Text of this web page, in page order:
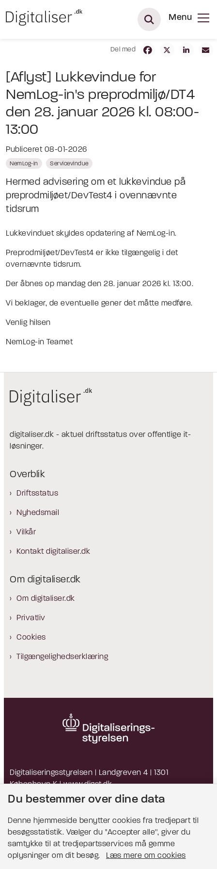
Menu
Del med
[Aflyst] Lukkevindue for
NemLog-in's preprodmiljø/DT4
den 28. januar 2026 kl. 08:00-
13:00
Publiceret 08-01-2026
NemLog-in Servicevindue
Hermed advisering om et lukkevindue på
preprodmiljøet/DevTest4 i ovennævnte
tidsrum
Lukkevinduet skyldes opdatering af NemLog-in.
Preprodmiljøet/DevTest4 er ikke tilgængelig i det
overnævnte tidsrum.
Der åbnes op mandag den 28. januar 2026 kl. 13:00.
Vi beklager, de eventuelle gener det måtte medføre.
Venlig hilsen
NemLog-in Teamet
digitaliser.dk - aktuel driftsstatus over offentlige it-
løsninger.
Overblik
Driftsstatus
Nyhedsmail
Vilkår
Kontakt digitaliser.dk
Om digitaliser.dk
Om digitaliser.dk
Privatliv
Cookies
Tilgængelighedserklæring
Digitaliseringsstyrelsen | Landgreven 4 | 1301
København K |www.digst.dk
EAN: 5798009814203 | CVR: 34051178
Bemærk!
Du bestemmer over dine data
Denne hjemmeside benytter cookies fra tredjepart til
besøgsstatistik. Vælger du ''Accepter alle'', giver du
samtykke til at tredjepartsservices må gemme
oplysninger om dit besøg.
Læs mere om cookies